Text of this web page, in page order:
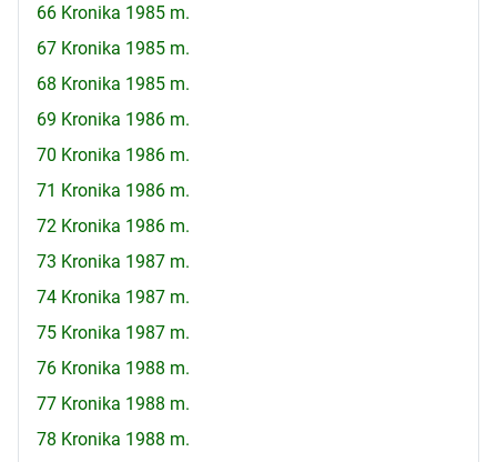
66 Kronika 1985 m.
67 Kronika 1985 m.
68 Kronika 1985 m.
69 Kronika 1986 m.
70 Kronika 1986 m.
71 Kronika 1986 m.
72 Kronika 1986 m.
73 Kronika 1987 m.
74 Kronika 1987 m.
75 Kronika 1987 m.
76 Kronika 1988 m.
77 Kronika 1988 m.
78 Kronika 1988 m.